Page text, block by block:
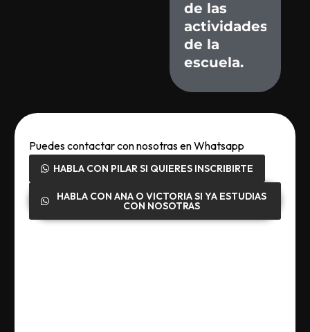
de las
actividades
de la
escuela.
Puedes contactar con nosotras en Whatsapp
HABLA CON PILAR SI QUIERES INSCRIBIRTE
HABLA CON ANA O VICTORIA SI YA ESTUDIAS
CON NOSOTRAS